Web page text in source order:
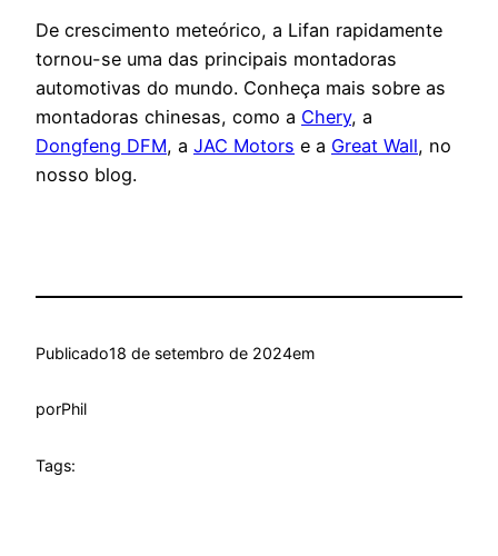
De crescimento meteórico, a Lifan rapidamente
tornou-se uma das principais montadoras
automotivas do mundo. Conheça mais sobre as
montadoras chinesas, como a Chery, a
Dongfeng DFM, a JAC Motors e a Great Wall, no
nosso blog.
Publicado18 de setembro de 2024em
porPhil
Tags: